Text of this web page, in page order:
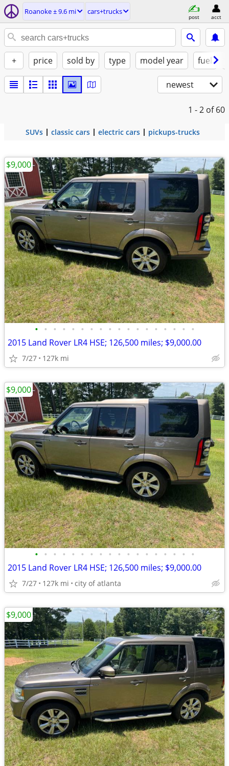
Roanoke ± 9.6 mi cars+trucks
post acct
+ price sold by type model year fuel
newest
1 - 2 of 60
SUVs classic cars electric cars pickups-trucks
• • • • • • • • • • • • • • • • • •
2015 Land Rover LR4 HSE; 126,500 miles; $9,000.00
7/27 127k mi
$9,000
• • • • • • • • • • • • • • • • • •
2015 Land Rover LR4 HSE; 126,500 miles; $9,000.00
7/27 127k mi city of atlanta
$9,000
$9,000